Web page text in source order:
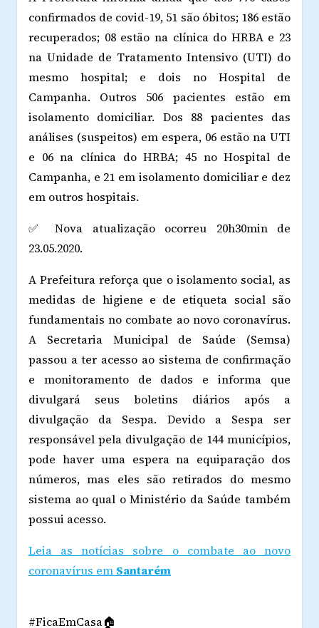
confirmados de covid-19, 51 são óbitos; 186 estão
recuperados; 08 estão na clínica do HRBA e 23
na Unidade de Tratamento Intensivo (UTI) do
mesmo hospital; e dois no Hospital de
Campanha. Outros 506 pacientes estão em
isolamento domiciliar. Dos 88 pacientes das
análises (suspeitos) em espera, 06 estão na UTI
e 06 na clínica do HRBA; 45 no Hospital de
Campanha, e 21 em isolamento domiciliar e dez
em outros hospitais.
✅ Nova atualização ocorreu 20h30min de
23.05.2020.
A Prefeitura reforça que o isolamento social, as
medidas de higiene e de etiqueta social são
fundamentais no combate ao novo coronavírus.
A Secretaria Municipal de Saúde (Semsa)
passou a ter acesso ao sistema de confirmação
e monitoramento de dados e informa que
divulgará seus boletins diários após a
divulgação da Sespa. Devido a Sespa ser
responsável pela divulgação de 144 municípios,
pode haver uma espera na equiparação dos
números, mas eles são retirados do mesmo
sistema ao qual o Ministério da Saúde também
possui acesso.
Leia as notícias sobre o combate ao novo
coronavírus em Santarém
#FicaEmCasa🏠